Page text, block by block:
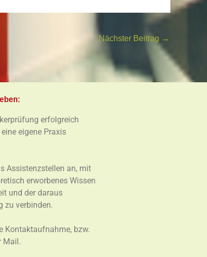
Nächster Beitrag →
erfolgreich
eigene Praxis
Assistenzstellen an, mit
erworbenes Wissen
und der daraus
zu verbinden.
Kontaktaufnahme, bzw.
Mail.